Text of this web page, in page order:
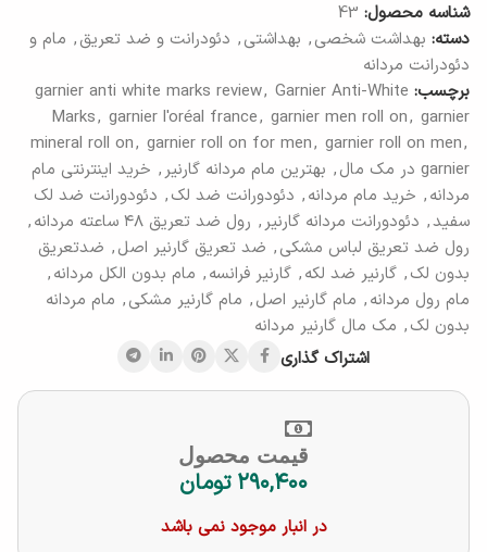
شناسه محصول: 43
دسته: بهداشت شخصی, بهداشتی, دئودرانت و ضد تعریق, مام و
دئودرانت مردانه
برچسب:
garnier anti white marks review, Garnier Anti-White
Marks, garnier l'oréal france, garnier men roll on, garnier
mineral roll on, garnier roll on for men, garnier roll on men,
garnier در مک مال
, بهترین مام مردانه گارنیر, خرید اینترنتی مام
مردانه, خرید مام مردانه, دئودورانت ضد لک, دئودورانت ضد لک
سفید, دئودورانت مردانه گارنیر, رول ضد تعریق ۴۸ ساعته مردانه
,
رول ضد تعریق لباس مشکی, ضد تعریق گارنیر اصل, ضدتعریق
بدون لک, گارنیر ضد لکه, گارنیر فرانسه, مام بدون الکل مردانه,
مام رول مردانه, مام گارنیر اصل, مام گارنیر مشکی, مام مردانه
بدون لک, مک مال گارنیر مردانه
اشتراک گذاری
قیمت محصول
۲۹۰,۴۰۰ تومان
در انبار موجود نمی باشد